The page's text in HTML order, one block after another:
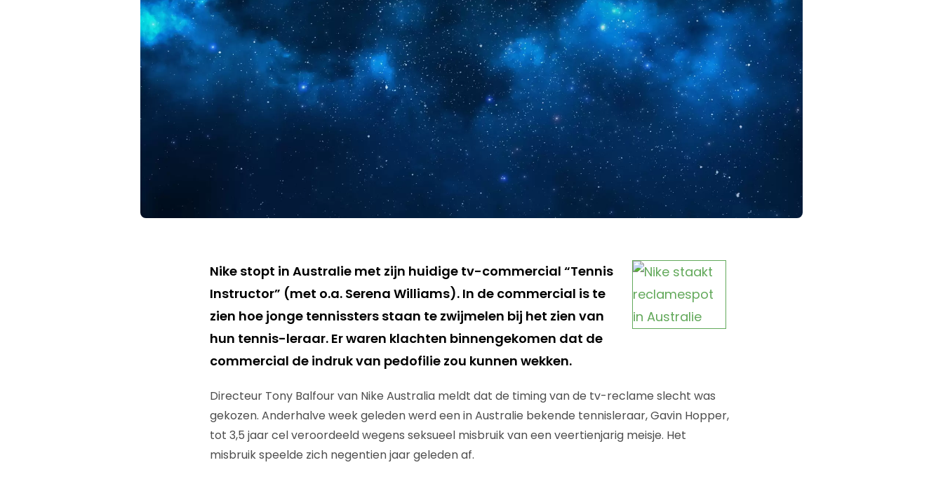
Nike stopt in Australie met zijn huidige tv-commercial “Tennis
Instructor” (met o.a. Serena Williams). In de commercial is te
zien hoe jonge tennissters staan te zwijmelen bij het zien van
hun tennis-leraar. Er waren klachten binnengekomen dat de
commercial de indruk van pedofilie zou kunnen wekken.
Directeur Tony Balfour van Nike Australia meldt dat de timing van de tv-reclame slecht was
gekozen. Anderhalve week geleden werd een in Australie bekende tennisleraar, Gavin Hopper,
tot 3,5 jaar cel veroordeeld wegens seksueel misbruik van een veertienjarig meisje. Het
misbruik speelde zich negentien jaar geleden af.